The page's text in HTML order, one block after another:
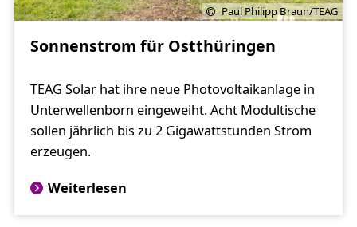
Paul Philipp Braun/TEAG
Sonnenstrom für Ostthüringen
TEAG Solar hat ihre neue Photovoltaikanlage in
Unterwellenborn eingeweiht. Acht Modultische
sollen jährlich bis zu 2 Gigawattstunden Strom
erzeugen.
Weiterlesen